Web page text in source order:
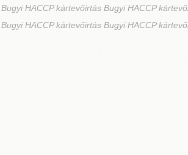
HACCP kártevőirtás Bugyi HACCP
HACCP kártevőirtás Bugyi HACCP